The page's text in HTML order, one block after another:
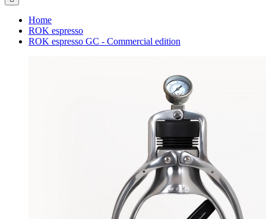
Home
ROK espresso
ROK espresso GC - Commercial edition